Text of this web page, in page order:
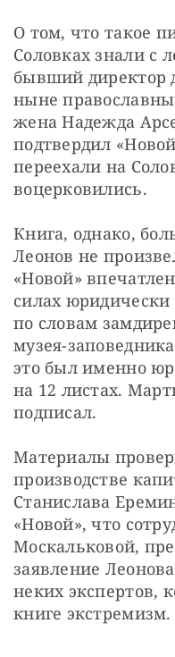
О том, что такое
Соловках знали с
бывший директор
ныне
жена Надежда
подтвердил
переехали на
воцерковились.
Книга, однако,
Леонов не
«Новой»
силах
по словам
музея-
это был именно
на 12 листах.
подписал.
Материалы
производстве
Станислава
«Новой», что
Москальковой,
заявление
неких экспертов,
книге экстремизм.